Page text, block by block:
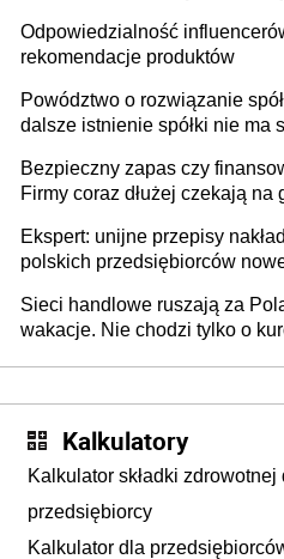
Odpowiedzialność
rekomendacje produktów
Powództwo o rozwiązanie
dalsze istnienie spółki nie ma
Bezpieczny zapas czy
Firmy coraz dłużej czekają na
Ekspert: unijne przepisy
polskich przedsiębiorców
Sieci handlowe ruszają za
wakacje. Nie chodzi tylko o
Kalkulatory
Kalkulator składki zdrowotnej
przedsiębiorcy
Kalkulator dla